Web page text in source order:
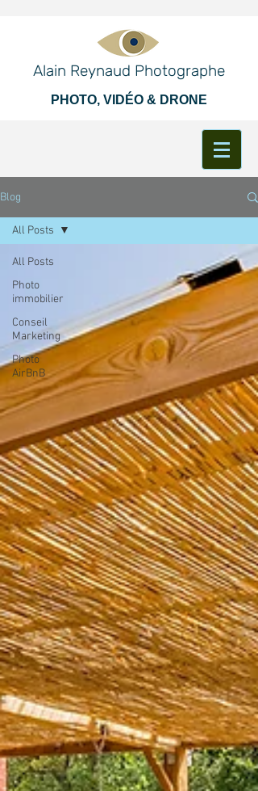
Alain Reynaud Photographe
PHOTO, VIDÉO & DRONE
Blog
All Posts
Photo
immobilier
Conseil
Marketing
Photo
AirBnB
All Posts